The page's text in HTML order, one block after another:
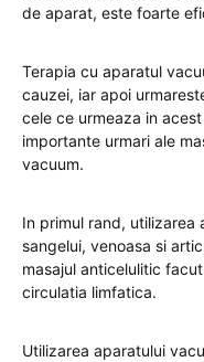
de aparat, este foarte
Terapia cu aparatul
cauzei, iar apoi
cele ce urmeaza in
importante urmari ale
vacuum.
In primul rand, utilizarea
sangelui, venoasa si
masajul anticelulitic
circulatia limfatica.
Utilizarea aparatului